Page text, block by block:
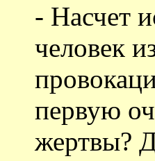
- Насчет
человек
первую
жертвы?